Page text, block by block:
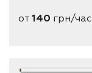
от 140 грн/час